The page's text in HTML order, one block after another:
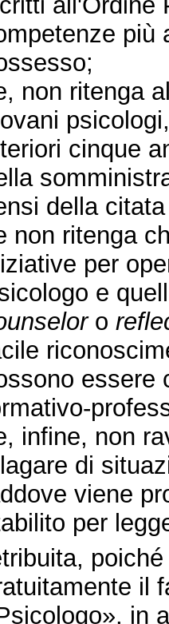
più
non ritenga
cinque
della
non ritenga
per
e
o
essere
infine, non
di
viene
per
il
in